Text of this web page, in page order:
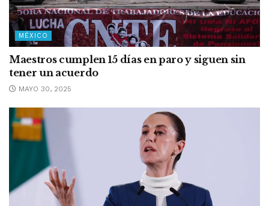
MÉXICO
Maestros cumplen 15 días en paro y siguen sin
tener un acuerdo
MAYO 30, 2025